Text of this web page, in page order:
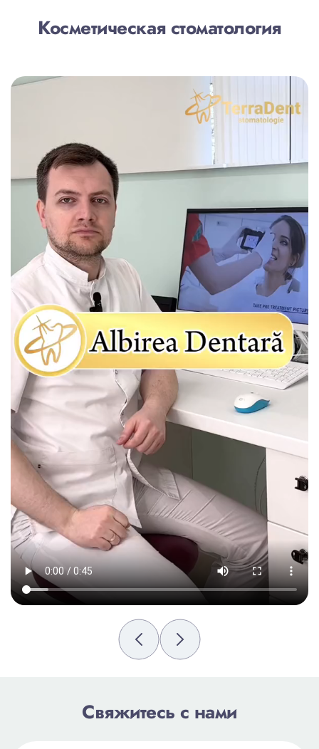
Косметическая стоматология
Свяжитесь с нами